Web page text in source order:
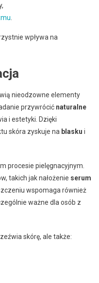
wpływa na
nieodzowne elementy
przywrócić naturalne
i estetyki. Dzięki
skóra zyskuje na blasku i
procesie pielęgnacyjnym.
takich jak nałożenie serum
wspomaga również
ważne dla osób z
skórę, ale także: